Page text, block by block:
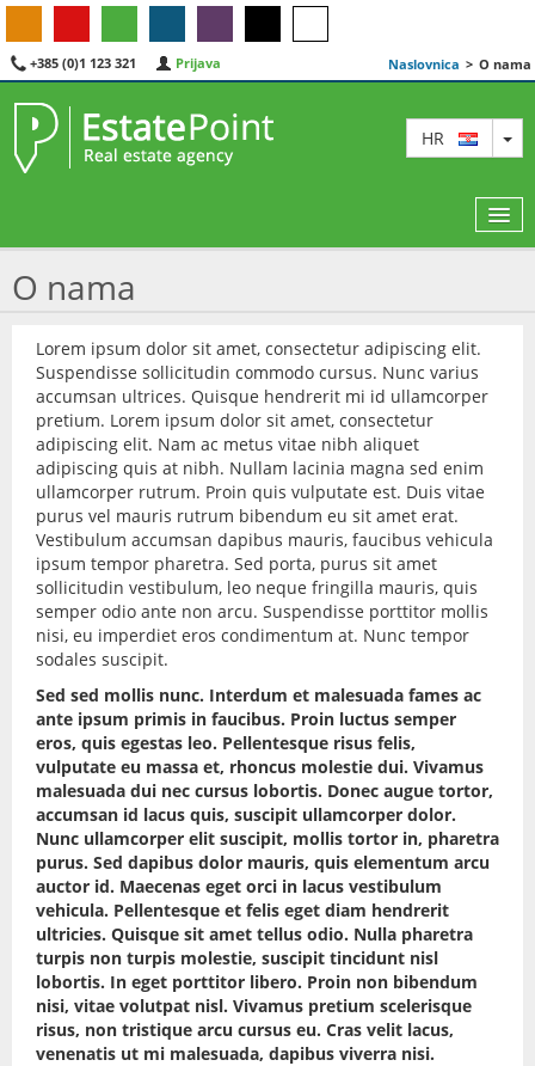
+385 (0)1 123 321 Prijava Naslovnica > O nama
HR
AGENTI
IZDVOJENE
O NAMA
KONTAKT
O nama
Lorem ipsum dolor sit amet, consectetur adipiscing elit.
Suspendisse sollicitudin commodo cursus. Nunc varius
accumsan ultrices. Quisque hendrerit mi id ullamcorper
pretium. Lorem ipsum dolor sit amet, consectetur
adipiscing elit. Nam ac metus vitae nibh aliquet
adipiscing quis at nibh. Nullam lacinia magna sed enim
ullamcorper rutrum. Proin quis vulputate est. Duis vitae
purus vel mauris rutrum bibendum eu sit amet erat.
Vestibulum accumsan dapibus mauris, faucibus vehicula
ipsum tempor pharetra. Sed porta, purus sit amet
sollicitudin vestibulum, leo neque fringilla mauris, quis
semper odio ante non arcu. Suspendisse porttitor mollis
nisi, eu imperdiet eros condimentum at. Nunc tempor
sodales suscipit.
Sed sed mollis nunc. Interdum et malesuada fames ac
ante ipsum primis in faucibus. Proin luctus semper
eros, quis egestas leo. Pellentesque risus felis,
vulputate eu massa et, rhoncus molestie dui. Vivamus
malesuada dui nec cursus lobortis. Donec augue tortor,
accumsan id lacus quis, suscipit ullamcorper dolor.
Nunc ullamcorper elit suscipit, mollis tortor in, pharetra
purus. Sed dapibus dolor mauris, quis elementum arcu
auctor id. Maecenas eget orci in lacus vestibulum
vehicula. Pellentesque et felis eget diam hendrerit
ultricies. Quisque sit amet tellus odio. Nulla pharetra
turpis non turpis molestie, suscipit tincidunt nisl
lobortis. In eget porttitor libero. Proin non bibendum
nisi, vitae volutpat nisl. Vivamus pretium scelerisque
risus, non tristique arcu cursus eu. Cras velit lacus,
venenatis ut mi malesuada, dapibus viverra nisi.